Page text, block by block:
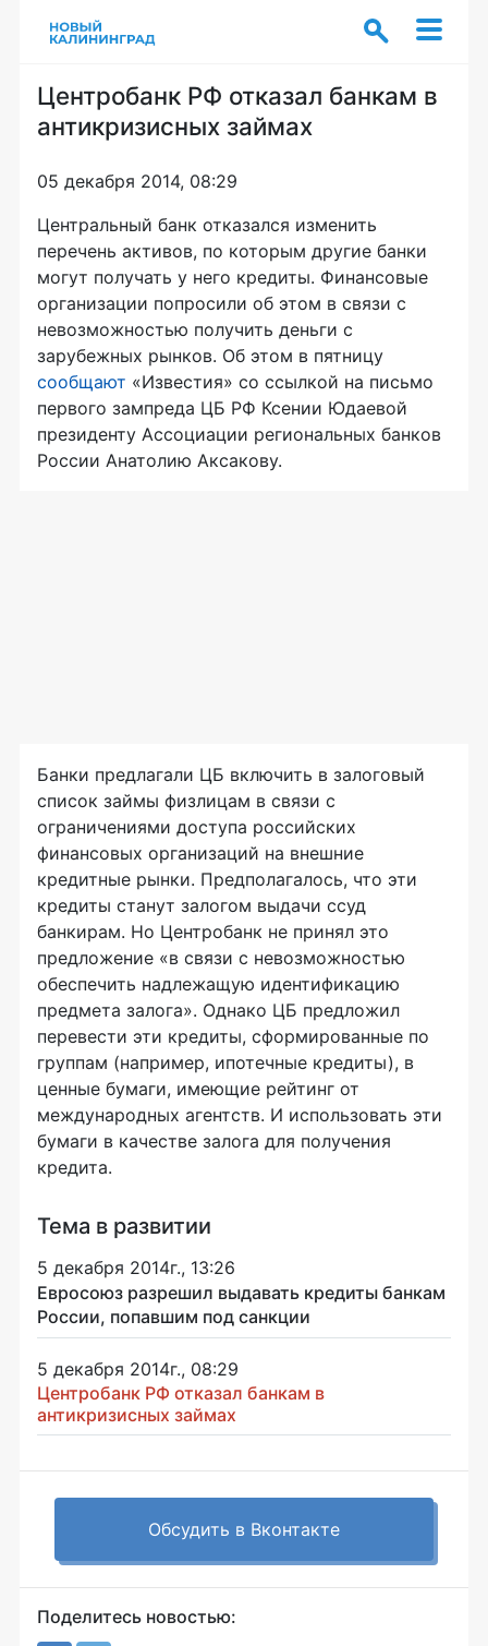
Центробанк РФ отказал банкам в
антикризисных займах
05 декабря 2014, 08:29
Центральный банк отказался изменить
перечень активов, по которым другие банки
могут получать у него кредиты. Финансовые
организации попросили об этом в связи с
невозможностью получить деньги с
зарубежных рынков. Об этом в пятницу
сообщают «Известия» со ссылкой на письмо
первого зампреда ЦБ РФ Ксении Юдаевой
президенту Ассоциации региональных банков
России Анатолию Аксакову.
Банки предлагали ЦБ включить в залоговый
список займы физлицам в связи с
ограничениями доступа российских
финансовых организаций на внешние
кредитные рынки. Предполагалось, что эти
кредиты станут залогом выдачи ссуд
банкирам. Но Центробанк не принял это
предложение «в связи с невозможностью
обеспечить надлежащую идентификацию
предмета залога». Однако ЦБ предложил
перевести эти кредиты, сформированные по
группам (например, ипотечные кредиты), в
ценные бумаги, имеющие рейтинг от
международных агентств. И использовать эти
бумаги в качестве залога для получения
кредита.
Тема в развитии
5 декабря 2014г., 13:26
Евросоюз разрешил выдавать кредиты банкам
России, попавшим под санкции
5 декабря 2014г., 08:29
Центробанк РФ отказал банкам в
антикризисных займах
Обсудить в Вконтакте
Поделитесь новостью: